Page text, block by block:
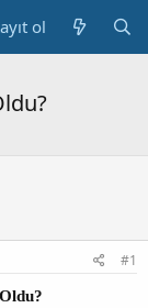
ol
#1